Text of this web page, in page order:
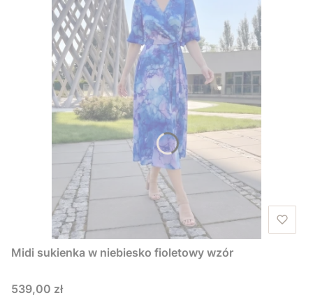
Midi sukienka w niebiesko fioletowy wzór
Cena
539,00 zł